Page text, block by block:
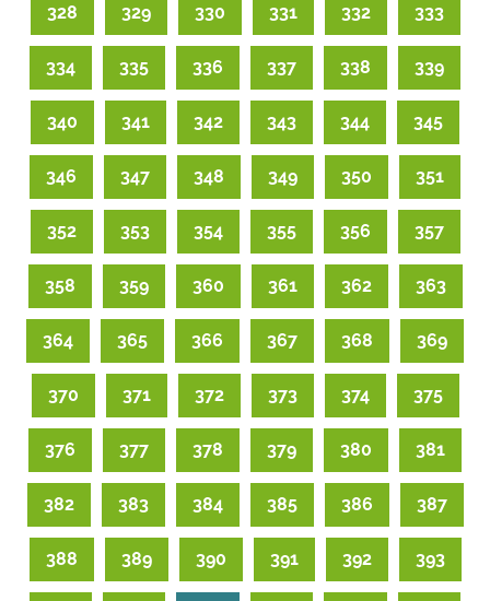
328 329 330 331 332 333
334 335 336 337 338 339
340 341 342 343 344 345
346 347 348 349 350 351
352 353 354 355 356 357
358 359 360 361 362 363
364 365 366 367 368 369
370 371 372 373 374 375
376 377 378 379 380 381
382 383 384 385 386 387
388 389 390 391 392 393